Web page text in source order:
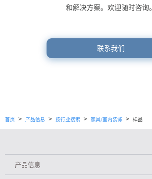
和解决方案。欢迎随时咨询。
联系我们
首页 > 产品信息 > 按行业搜索 > 家具/室内装饰 > 样品
产品信息